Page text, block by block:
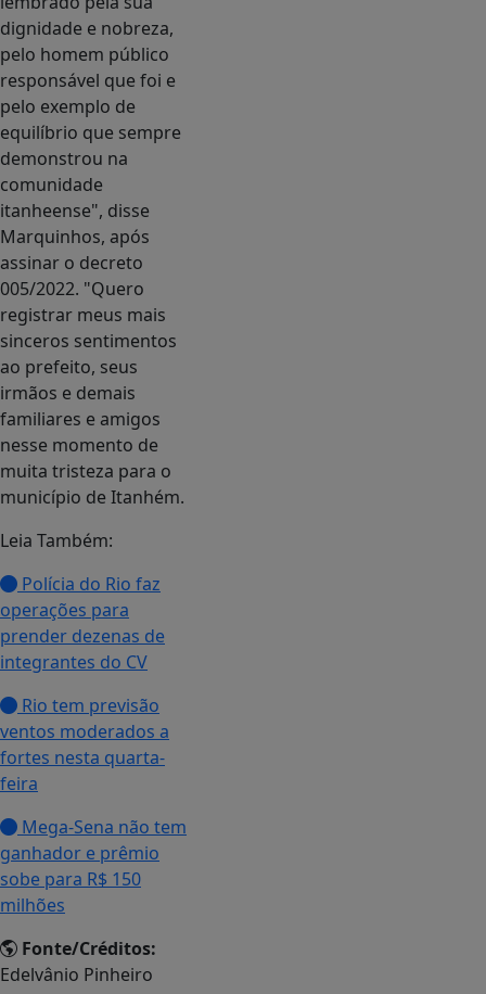
dignidade e nobreza,
pelo homem público
responsável que foi e
pelo exemplo de
equilíbrio que sempre
demonstrou na
comunidade
itanheense", disse
Marquinhos, após
assinar o decreto
005/2022. "Quero
registrar meus mais
sinceros sentimentos
ao prefeito, seus
irmãos e demais
familiares e amigos
nesse momento de
muita tristeza para o
município de Itanhém.
Leia Também:
Polícia do Rio faz
operações para
prender dezenas de
integrantes do CV
Rio tem previsão
ventos moderados a
fortes nesta quarta-
feira
Mega-Sena não tem
ganhador e prêmio
sobe para R$ 150
milhões
Fonte/Créditos:
Edelvânio Pinheiro